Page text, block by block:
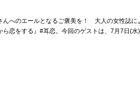
へのエールとなるご褒美を！ 大人の女性誌に
恋をする』#耳恋。今回のゲストは、7月7日(